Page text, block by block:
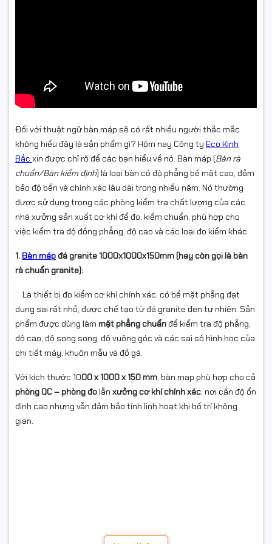
Đối với thuật ngữ bàn máp sẽ có rất nhiều người thắc mắc
không hiểu đây là sản phẩm gì? Hôm nay Công ty Eco Kinh
Bắc xin được chỉ rõ để các bạn hiểu về nó. Bàn máp (Bàn rà
chuẩn/Bàn kiểm định) là loại bàn có độ phẳng bề mặt cao, đảm
bảo độ bền và chính xác lâu dài trong nhiều năm. Nó thường
được sử dụng trong các phòng kiểm tra chất lượng của các
nhà xưởng sản xuất cơ khí để đo, kiểm chuẩn, phù hợp cho
việc kiểm tra độ đồng phẳng, độ cao và các loại đo kiểm khác.
1.Bàn mápđá granite 1000x1000x150mm (hay còn gọi là bàn
rà chuẩn granite):
Là thiết bị đo kiểm cơ khí chính xác, có bề mặt phẳng đạt
dung sai rất nhỏ, được chế tạo từ đá granite đen tự nhiên. Sản
phẩm được dùng làm mặt phẳng chuẩnđể kiểm tra độ phẳng,
độ cao, độ song song, độ vuông góc và các sai số hình học của
chi tiết máy, khuôn mẫu và đồ gá.
Với kích thước 1000 x 1000 x 150 mm, bàn map phù hợp cho cả
phòng QC – phòng đolẫn xưởng cơ khí chính xác, nơi cần độ ổn
định cao nhưng vẫn đảm bảo tính linh hoạt khi bố trí không
gian.